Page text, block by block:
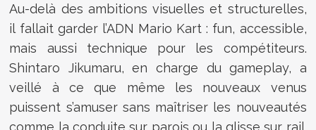
Au-delà des ambitions visuelles et structurelles,
il fallait garder l’ADN Mario Kart : fun, accessible,
mais aussi technique pour les compétiteurs.
Shintaro Jikumaru, en charge du gameplay, a
veillé à ce que même les nouveaux venus
puissent s’amuser sans maîtriser les nouveautés
comme la conduite sur parois ou la glisse sur rail.